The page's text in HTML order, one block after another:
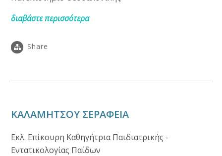
διαβάστε περισσότερα
Share
ΚΑΛΑΜΗΤΣΟΥ ΣΕΡΑΦΕΙΑ
Εκλ. Επίκουρη Καθηγήτρια Παιδιατρικής -
Εντατικολογίας Παίδων